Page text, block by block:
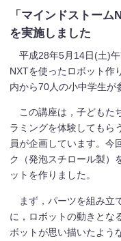
「マインドストーム
を実施しました
平成28年5月14日(土)午
NXTを使ったロボット作
内から70人の小中学生が
この講座は，子どもた
ラミングを体験してもら
員が企画しています。今
ク（発泡スチロール製）
ットを作りました。
まず，パーツを組み立
に，ロボットの動きとな
ボットが思い描いたよう